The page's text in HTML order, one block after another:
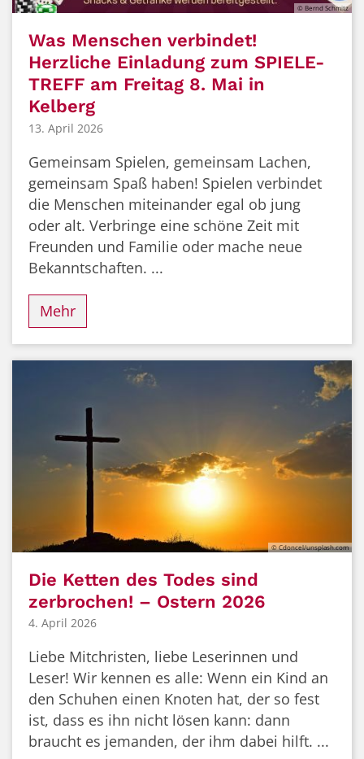
© Bernd Schmitz
Was Menschen verbindet!
Herzliche Einladung zum SPIELE-
TREFF am Freitag 8. Mai in
Kelberg
13. April 2026
Gemeinsam Spielen, gemeinsam Lachen,
gemeinsam Spaß haben! Spielen verbindet
die Menschen miteinander egal ob jung
oder alt. Verbringe eine schöne Zeit mit
Freunden und Familie oder mache neue
Bekanntschaften. ...
Mehr
© Cdoncel/unsplash.com
Die Ketten des Todes sind
zerbrochen! – Ostern 2026
4. April 2026
Liebe Mitchristen, liebe Leserinnen und
Leser! Wir kennen es alle: Wenn ein Kind an
den Schuhen einen Knoten hat, der so fest
ist, dass es ihn nicht lösen kann: dann
braucht es jemanden, der ihm dabei hilft. ...